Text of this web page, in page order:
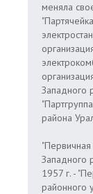
меняла
Западного
района
Западного
1957 г. -
районного